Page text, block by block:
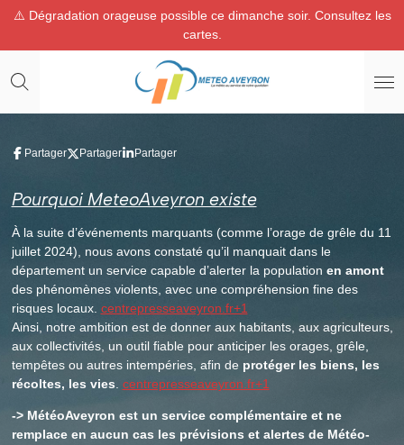
Passer
contenu
principal
⚠️ Dégradation orageuse possible ce dimanche soir. Consultez les
cartes.
Partager Partager Partager
Pourquoi MeteoAveyron existe
À la suite d’événements marquants (comme l’orage de grêle du 11
juillet 2024), nous avons constaté qu’il manquait dans le
département un service capable d’alerter la population en amont
des phénomènes violents, avec une compréhension fine des
risques locaux. centrepresseaveyron.fr+1
Ainsi, notre ambition est de donner aux habitants, aux agriculteurs,
aux collectivités, un outil fiable pour anticiper les orages, grêle,
tempêtes ou autres intempéries, afin de protéger les biens, les
récoltes, les vies centrepresseaveyron.fr+1
-> MétéoAveyron est un service complémentaire et ne
remplace en aucun cas les prévisions et alertes de Météo-